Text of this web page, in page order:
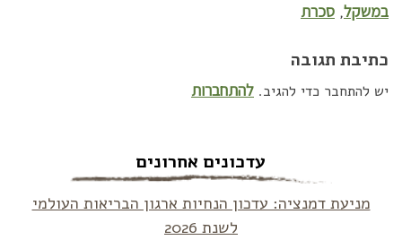
במשקל, סכרת
כתיבת תגובה
יש להתחבר כדי להגיב. להתחברות
עדכונים אחרונים
מניעת דמנציה: עדכון הנחיות ארגון הבריאות העולמי
לשנת 2026